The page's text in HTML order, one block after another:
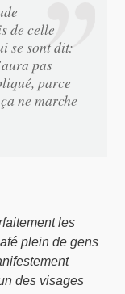
de celle
se sont dit:
pas
parce
ne marche
les
plein de gens
des visages